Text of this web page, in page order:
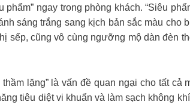
ngay trong phòng khách. “Siêu
sáng trắng sang kịch bản sắc màu cho
sếp, cũng vô cùng ngưỡng mộ dàn đèn
lặng” là vấn đề quan ngại cho tất cả
tiêu diệt vi khuẩn và làm sạch không